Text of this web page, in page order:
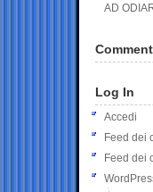
AD
Log In
Accedi
Feed dei
Feed dei